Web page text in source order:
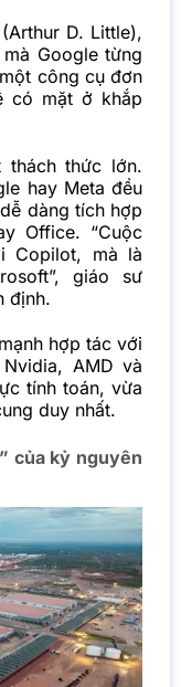
D. Little),
Google từng
công cụ đơn
có mặt ở khắp
thách thức lớn.
hay Meta đều
dàng tích hợp
Office. “Cuộc
Copilot, mà là
giáo sư
định.
hợp tác với
AMD và
tính toán, vừa
duy nhất.
của kỷ nguyên